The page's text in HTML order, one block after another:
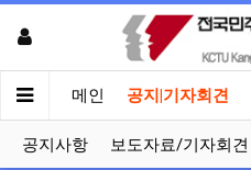
메인 공지|기자회견
공지사항 보도자료/기자회견